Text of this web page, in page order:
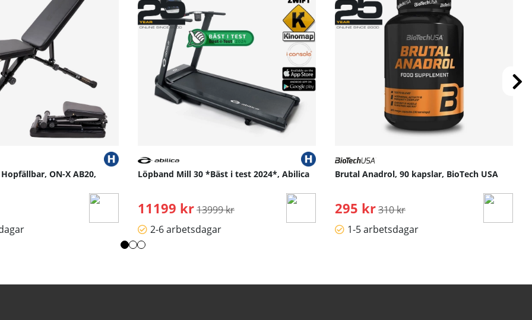
ON-X AB20,
Löpband Mill 30 *Bäst i test 2024*, Abilica
11199 kr Ordinarie pris:
13999 kr
2-6 arbetsdagar
Brutal Anadrol, 90 kapslar, BioTech USA
295 kr Ordinarie pris:
310 kr
1-5 arbetsdagar